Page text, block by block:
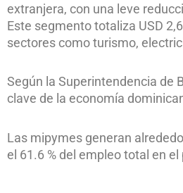
extranjera, con una leve
Este segmento totaliza USD
sectores como turismo,
Según la Superintendencia de
clave de la economía
Las mipymes generan
el 61.6 % del empleo total en el